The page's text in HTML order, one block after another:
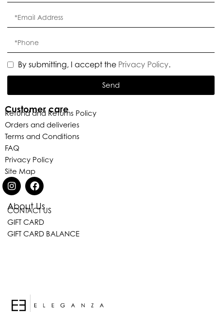
About Us
CONTACT US
GIFT CARD
GIFT CARD BALANCE
Customer care
Refund and Returns Policy
Orders and deliveries
Terms and Conditions
FAQ
Privacy Policy
Site Map
By submitting, I accept the Privacy Policy.
Send
Eleganza Israel